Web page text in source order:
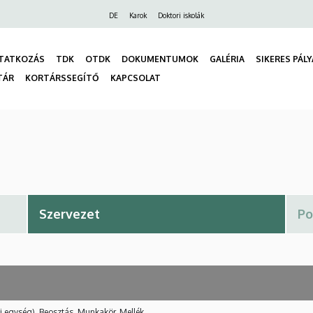
DE Karok Doktori iskolák
TDK OTDK DOKUMENTUMOK GALÉRIA
SIKERES
KORTÁRSSEGÍTŐ KAPCSOLAT